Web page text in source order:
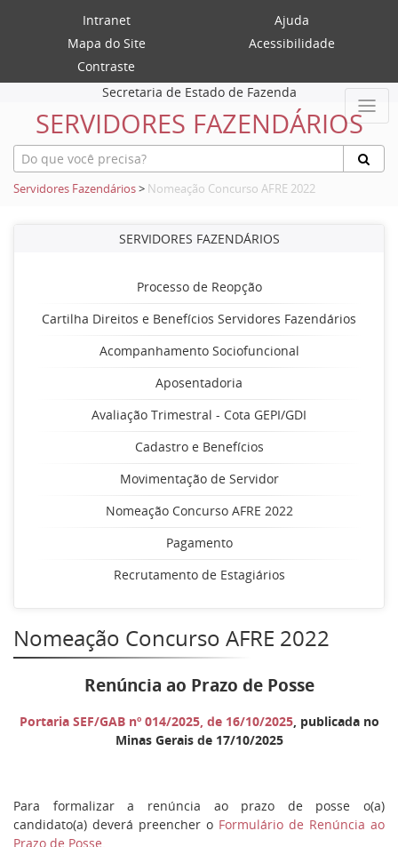
Intranet
Ajuda
Mapa do Site
Acessibilidade
Contraste
Secretaria de Estado de Fazenda
SERVIDORES FAZENDÁRIOS
Servidores Fazendários> Nomeação Concurso AFRE 2022
SERVIDORES FAZENDÁRIOS
Processo de Reopção
Cartilha Direitos e Benefícios Servidores Fazendários
Acompanhamento Sociofuncional
Aposentadoria
Avaliação Trimestral - Cota GEPI/GDI
Cadastro e Benefícios
Movimentação de Servidor
Nomeação Concurso AFRE 2022
Pagamento
Recrutamento de Estagiários
Nomeação Concurso AFRE 2022
Renúncia ao Prazo de Posse
Portaria SEF/GAB nº 014/2025, de 16/10/2025, publicada no
Minas Gerais de 17/10/2025
Para formalizar a renúncia ao prazo de posse o(a)
candidato(a) deverá preencher o Formulário de Renúncia ao
Prazo de Posse.